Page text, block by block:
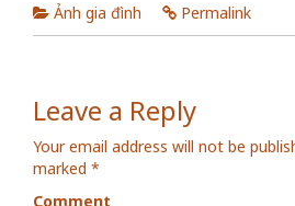
Ảnh gia đình Permalink
Leave a Reply
Your email address will not be
marked *
Comment